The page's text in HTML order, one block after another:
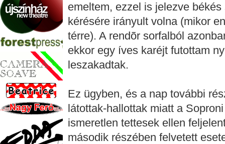
emeltem, ezzel is jelezve
kérésére irányult volna (mikor
térre). A rendõr sorfalból
ekkor egy íves karéjt futottam
leszakadtak.
Ez ügyben, és a nap további
látottak-hallottak miatt a
ismeretlen tettesek ellen
második részében felvetett